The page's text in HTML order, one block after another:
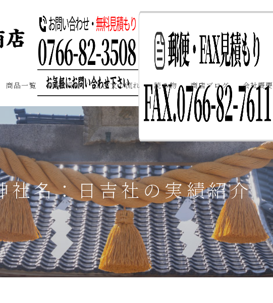
商品一覧 実績紹介 ご注文の流れ 読み物 商店ブログ 会社概要
社名：日吉社の実績紹介